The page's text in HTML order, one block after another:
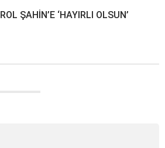
ŞAHİN’E ‘HAYIRLI OLSUN’